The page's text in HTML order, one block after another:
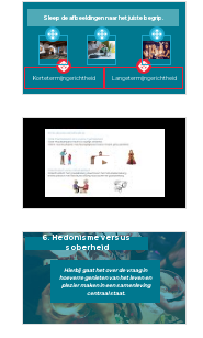
Sleep de afbeeldingen naar het juiste begrip.
Kortetermijngerichtheid Langetermijngerichtheid
6. Hedonisme versus
soberheid
Hierbij gaat het over de vraag in
hoeverre genieten van het leven en
plezier maken in een samenleving
centraal staat.